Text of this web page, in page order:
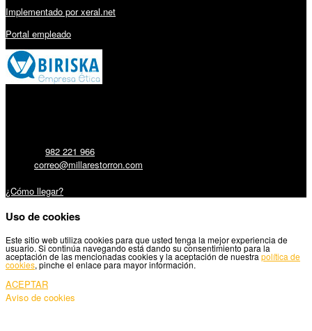
Implementado por xeral.net
Portal empleado
982 221 966
correo@millarestorron.com
¿Cómo llegar?
Uso de cookies
Este sitio web utiliza cookies para que usted tenga la mejor experiencia de
usuario. Si continúa navegando está dando su consentimiento para la
aceptación de las mencionadas cookies y la aceptación de nuestra política de
cookies, pinche el enlace para mayor información.
ACEPTAR
Aviso de cookies